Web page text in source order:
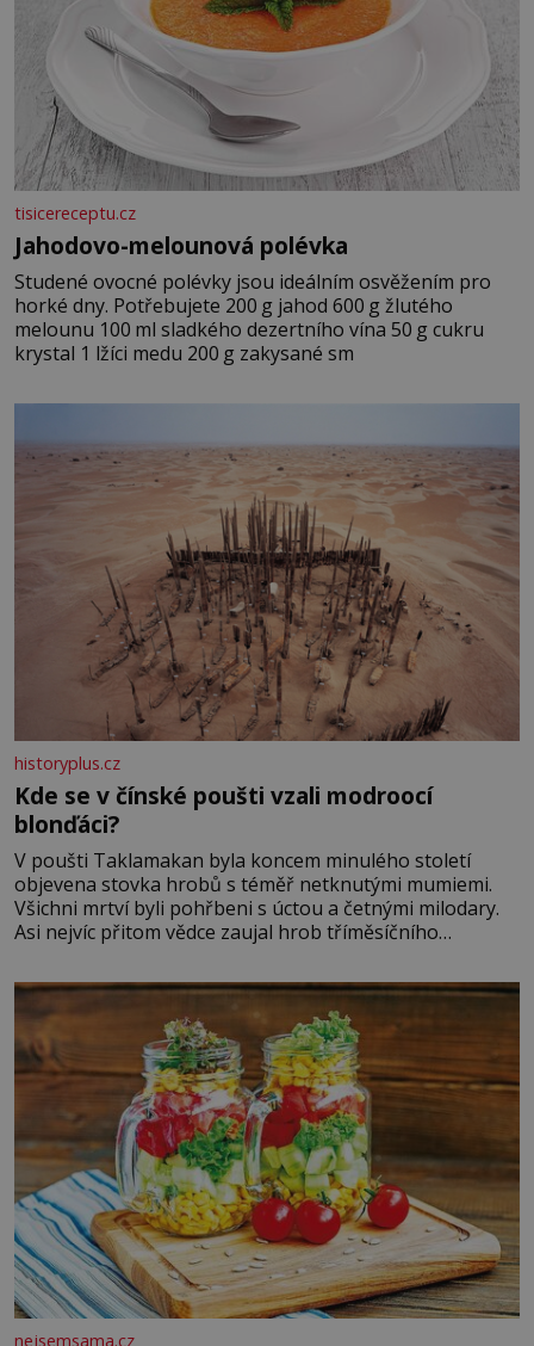
tisicereceptu.cz
Jahodovo-melounová polévka
Studené ovocné polévky jsou ideálním osvěžením pro
horké dny. Potřebujete 200 g jahod 600 g žlutého
melounu 100 ml sladkého dezertního vína 50 g cukru
krystal 1 lžíci medu 200 g zakysané sm
historyplus.cz
Kde se v čínské poušti vzali modroocí
blonďáci?
V poušti Taklamakan byla koncem minulého století
objevena stovka hrobů s téměř netknutými mumiemi.
Všichni mrtví byli pohřbeni s úctou a četnými milodary.
Asi nejvíc přitom vědce zaujal hrob tříměsíčního
blonďaté vlásky. Fakt, že jsou těla dávných lidí nesmírně
dobře zachovalá, přičítají odborníci zdejším klimatickým
podmínkám. Sucho, prosolené písky a extrémně
nejsemsama.cz